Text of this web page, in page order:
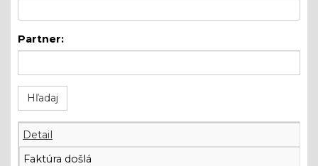
Partner:
Detail
Faktúra došlá